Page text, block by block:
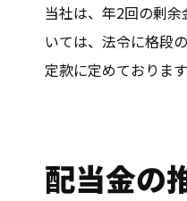
当社は、年2回の剰
いては、法令に格段
定款に定めておりま
配当金の